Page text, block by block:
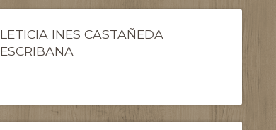
LETICIA INES CASTAÑEDA
ESCRIBANA